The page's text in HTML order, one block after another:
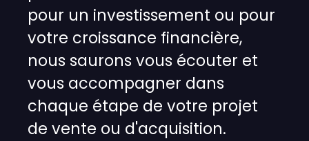
pour un investissement ou pour
votre croissance financière,
nous saurons vous écouter et
vous accompagner dans
chaque étape de votre projet
de vente ou d'acquisition.